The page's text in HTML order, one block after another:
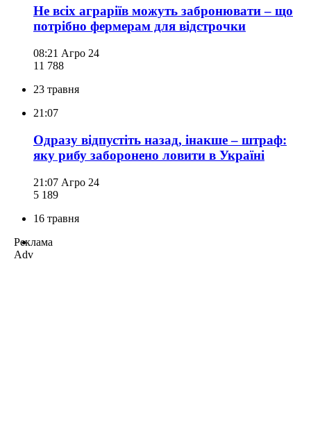
Не всіх аграріїв можуть забронювати – що
потрібно фермерам для відстрочки
08:21 Агро 24
11 788
23 травня
21:07
Одразу відпустіть назад, інакше – штраф:
яку рибу заборонено ловити в Україні
21:07 Агро 24
5 189
16 травня
Реклама
Adv